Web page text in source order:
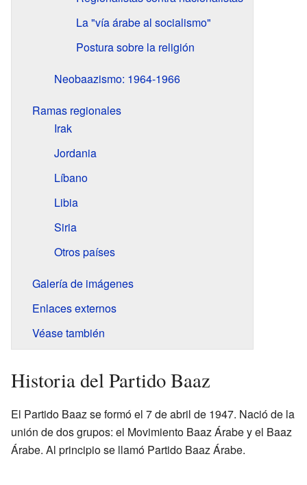
La "vía árabe al socialismo"
Postura sobre la religión
Neobaazismo: 1964-1966
Ramas regionales
Irak
Jordania
Líbano
Libia
Siria
Otros países
Galería de imágenes
Enlaces externos
Véase también
Historia del Partido Baaz
El Partido Baaz se formó el 7 de abril de 1947. Nació de la
unión de dos grupos: el Movimiento Baaz Árabe y el Baaz
Árabe. Al principio se llamó Partido Baaz Árabe.